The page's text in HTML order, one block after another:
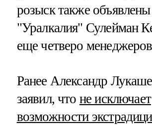
розыск также
"Уралкалия" Сулейман
еще четверо
Ранее Александр
заявил, что не исключает
возможности